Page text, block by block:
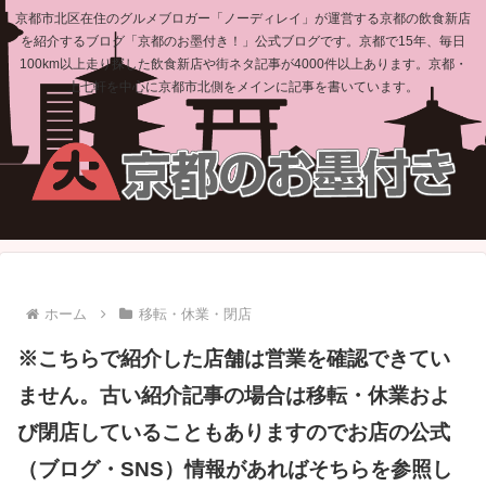
京都市北区在住のグルメブロガー「ノーディレイ」が運営する京都の飲食新店
を紹介するブログ「京都のお墨付き！」公式ブログです。京都で15年、毎日
100km以上走り探した飲食新店や街ネタ記事が4000件以上あります。京都・
上七軒を中心に京都市北側をメインに記事を書いています。
ホーム 移転・休業・閉店
※こちらで紹介した店舗は営業を確認できてい
ません。古い紹介記事の場合は移転・休業およ
び閉店していることもありますのでお店の公式
（ブログ・SNS）情報があればそちらを参照し